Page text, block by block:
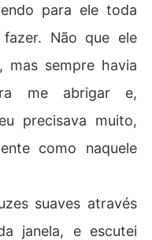
para ele toda
Não que ele
mas sempre havia
me abrigar e,
precisava muito,
como naquele
suaves através
janela, e escutei